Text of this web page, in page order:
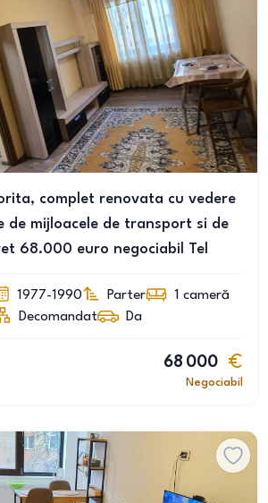
complet renovata cu vedere
de mijloacele de transport si de
68.000 euro negociabil Tel
1977-1990 Parter 1 cameră
Decomandat
Da
68 000
Negociabil